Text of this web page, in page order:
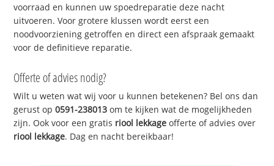
voorraad en kunnen uw spoedreparatie deze nacht
uitvoeren. Voor grotere klussen wordt eerst een
noodvoorziening getroffen en direct een afspraak gemaakt
voor de definitieve reparatie.
Offerte of advies nodig?
Wilt u weten wat wij voor u kunnen betekenen? Bel ons dan
gerust op0591-238013 om te kijken wat de mogelijkheden
zijn. Ook voor een gratis riool lekkage offerte of advies over
riool lekkage. Dag en nacht bereikbaar!